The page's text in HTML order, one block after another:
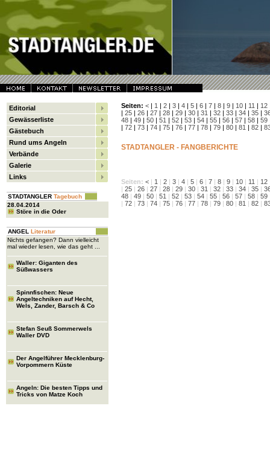
Editorial
Gewässerliste
Gästebuch
Rund ums Angeln
Verbände
Galerie
Links
STADTANGLER Tagebuch
28.04.2014
Störe in die Oder
ANGEL Literatur
Nichts gefangen? Dann vielleicht
mal wieder lesen, wie das geht ...
Waller: Giganten des
Süßwassers
Spinnfischen: Neue
Angeltechniken auf Hecht,
Wels, Zander, Barsch & Co
Stefan Seuß Sommerwels
Waller DVD
Der Angelführer Mecklenburg-
Vorpommern Küste
Angeln: Die besten Tipps und
Tricks von Matze Koch
Seiten: < | 1 | 2 | 3 | 4 | 5 | 6 | 7 | 8 | 9 | 10 | 11 | 12
| 25 | 26 | 27 | 28 | 29 | 30 | 31 | 32 | 33 | 34 | 35 |
48 | 49 | 50 | 51 | 52 | 53 | 54 | 55 | 56 | 57 | 58 | 59
| 72 | 73 | 74 | 75 | 76 | 77 | 78 | 79 | 80 | 81 | 82 |
STADTANGLER - FANGBERICHTE
Seiten: < | 1 | 2 | 3 | 4 | 5 | 6 | 7 | 8 | 9 | 10 | 11 | 12
| 25 | 26 | 27 | 28 | 29 | 30 | 31 | 32 | 33 | 34 | 35 |
48 | 49 | 50 | 51 | 52 | 53 | 54 | 55 | 56 | 57 | 58 | 59
| 72 | 73 | 74 | 75 | 76 | 77 | 78 | 79 | 80 | 81 | 82 |